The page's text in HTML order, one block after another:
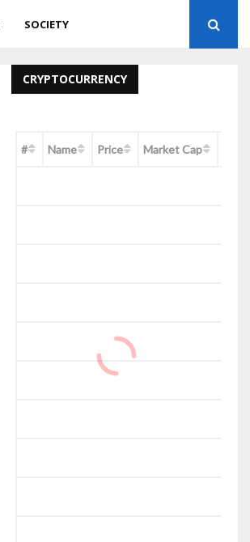
SOCIETY
CRYPTOCURRENCY
# Name Price Market Cap